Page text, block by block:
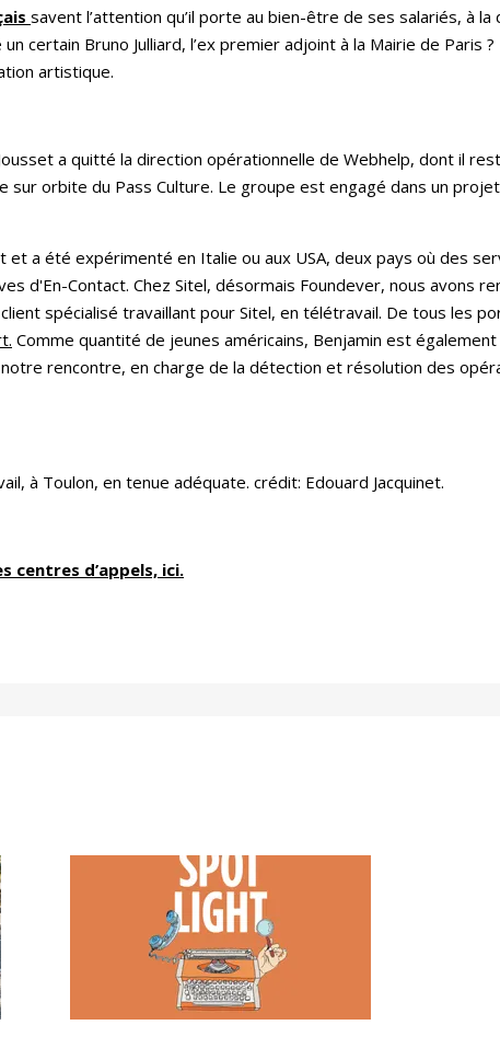
savent l’attention qu’il porte au bien-être de ses salariés, à la
certain Bruno Julliard, l’ex premier adjoint à la Mairie de Paris
artistique.
a quitté la direction opérationnelle de Webhelp, dont il
sur orbite du Pass Culture. Le groupe est engagé dans un
et a été expérimenté en Italie ou aux USA, deux pays où des
d'En-Contact. Chez Sitel, désormais Foundever, nous avons
spécialisé travaillant pour Sitel, en télétravail. De tous les
Comme quantité de jeunes américains, Benjamin est
rencontre, en charge de la détection et résolution des
à Toulon, en tenue adéquate. crédit: Edouard Jacquinet.
centres d’appels, ici.